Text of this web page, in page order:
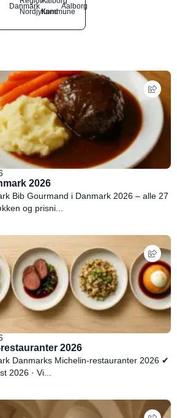
Danmark
NordjyllandKommune
Aalborg
2026
Bib Gourmand i Danmark 2026 – alle 27
og prisni...
2026
Danmarks Michelin-restauranter 2026 ✔
2026 · Vi...